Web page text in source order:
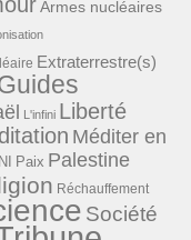
Armes nucléaires
Extraterrestre(s)
L'infini Liberté
Méditer en
Paix Palestine
Réchauffement
Société